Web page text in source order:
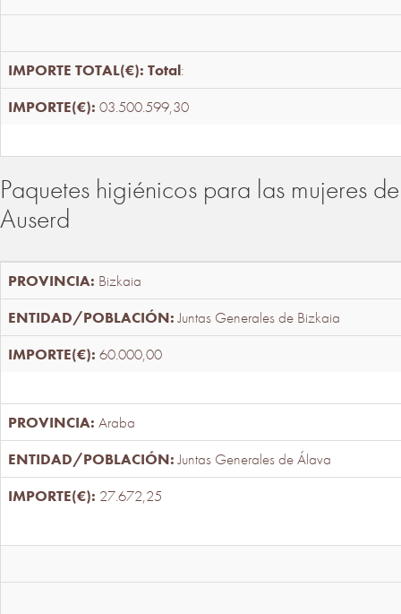
Total:
03.500.599,30
Paquetes higiénicos para las mujeres
Auserd
Bizkaia
Juntas Generales de Bizkaia
60.000,00
Araba
Juntas Generales de Álava
27.672,25